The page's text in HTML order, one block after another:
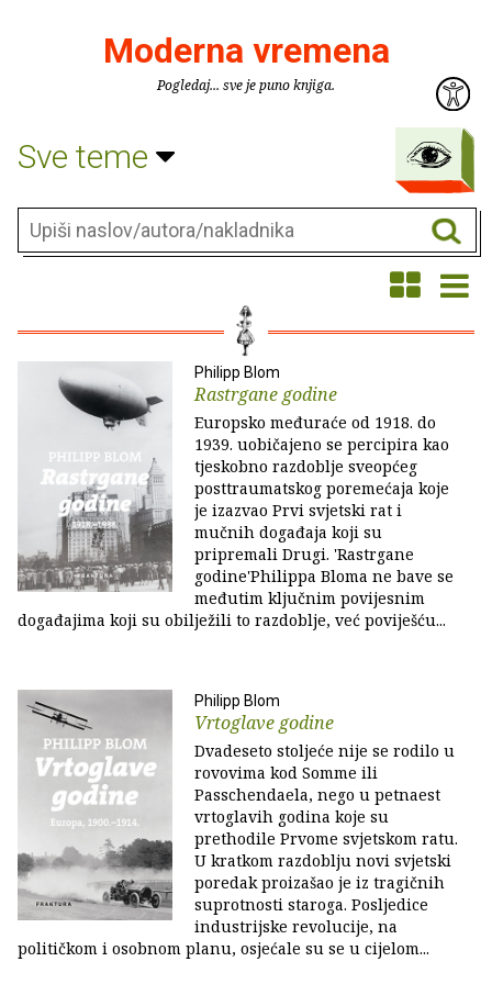
Moderna vremena
Pogledaj... sve je puno knjiga.
Sve teme
Philipp Blom
Rastrgane godine
Europsko međuraće od 1918. do
1939. uobičajeno se percipira kao
tjeskobno razdoblje sveopćeg
posttraumatskog poremećaja koje
je izazvao Prvi svjetski rat i
mučnih događaja koji su
pripremali Drugi. 'Rastrgane
godine'Philippa Bloma ne bave se
međutim ključnim povijesnim
događajima koji su obilježili to razdoblje, već poviješću...
Philipp Blom
Vrtoglave godine
Dvadeseto stoljeće nije se rodilo u
rovovima kod Somme ili
Passchendaela, nego u petnaest
vrtoglavih godina koje su
prethodile Prvome svjetskom ratu.
U kratkom razdoblju novi svjetski
poredak proizašao je iz tragičnih
suprotnosti staroga. Posljedice
industrijske revolucije, na
političkom i osobnom planu, osjećale su se u cijelom...